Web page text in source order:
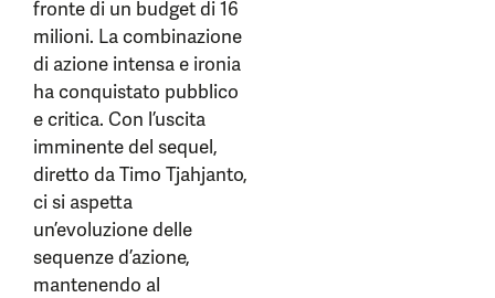
fronte di un budget di 16
milioni. La combinazione
di azione intensa e ironia
ha conquistato pubblico
e critica. Con l’uscita
imminente del sequel,
diretto da Timo Tjahjanto,
ci si aspetta
un’evoluzione delle
sequenze d’azione,
mantenendo al